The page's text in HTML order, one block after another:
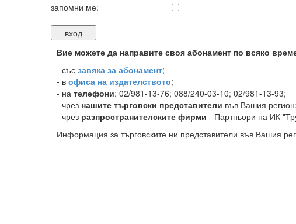
запомни ме:
Вие можете да направите своя абонамент по всяко
- със завяка за абонамент;
- в офиса на издателството;
- на телефони: 02/981-13-76; 088/240-03-10; 02/981-13-93;
- чрез нашите търговски представители във Вашия регион;
- чрез разпространителските фирми - Партньори на ИК
Информация за търговските ни представители във Вашия